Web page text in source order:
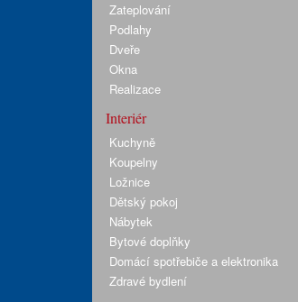
Zateplování
Podlahy
Dveře
Okna
Realizace
Interiér
Kuchyně
Koupelny
Ložnice
Dětský pokoj
Nábytek
Bytové doplňky
Domácí spotřebiče a elektronika
Zdravé bydlení